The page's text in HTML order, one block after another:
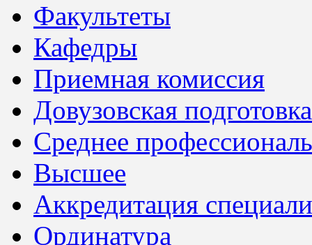
Факультеты
Кафедры
Приемная комиссия
Довузовская подготовка
Среднее
Высшее
Аккредитация
Ординатура